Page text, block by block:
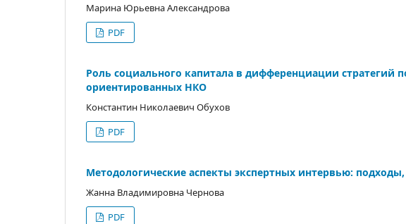
Марина Юрьевна Александрова
PDF
Роль социального капитала в дифференциации стратегий
ориентированных НКО
Константин Николаевич Обухов
PDF
Методологические аспекты экспертных интервью:
Жанна Владимировна Чернова
PDF